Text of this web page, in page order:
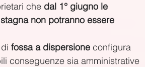
che dal 1° giugno le
non potranno essere
fossa a dispersione configura
conseguenze sia amministrative